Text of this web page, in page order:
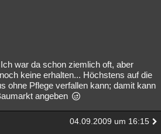
war da schon ziemlich oft, aber
keine erhalten... Höchstens auf die
ohne Pflege verfallen kann; damit kann
angeben
04.09.2009 um 16:15